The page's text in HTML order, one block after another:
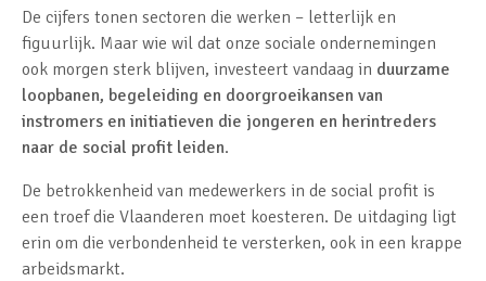
De cijfers tonen sectoren die werken – letterlijk en
figuurlijk. Maar wie wil dat onze sociale ondernemingen
ook morgen sterk blijven, investeert vandaag in duurzame
loopbanen, begeleiding en doorgroeikansen van
instromers en initiatieven die jongeren en herintreders
naar de social profit leiden.
De betrokkenheid van medewerkers in de social profit is
een troef die Vlaanderen moet koesteren. De uitdaging ligt
erin om die verbondenheid te versterken, ook in een krappe
arbeidsmarkt.